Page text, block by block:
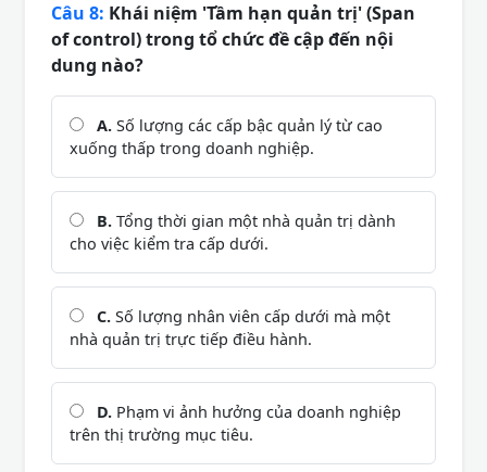
Câu 8: Khái niệm 'Tầm hạn quản trị' (Span
of control) trong tổ chức đề cập đến nội
dung nào?
A. Số lượng các cấp bậc quản lý từ cao
xuống thấp trong doanh nghiệp.
B. Tổng thời gian một nhà quản trị dành
cho việc kiểm tra cấp dưới.
C. Số lượng nhân viên cấp dưới mà một
nhà quản trị trực tiếp điều hành.
D. Phạm vi ảnh hưởng của doanh nghiệp
trên thị trường mục tiêu.